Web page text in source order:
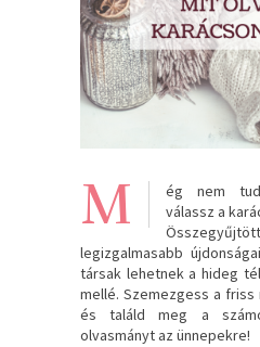
M
ég nem
válassz a
legizgalmasabb
társak lehetnek a hideg
mellé. Szemezgess a
és találd meg a
olvasmányt az ünnepekre!